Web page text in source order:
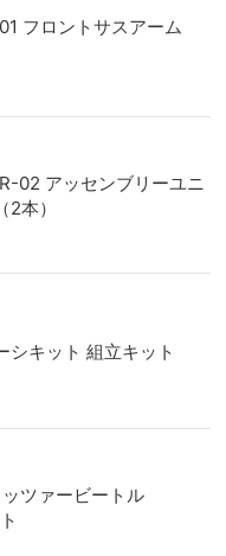
フロントサスアーム
02 アッセンブリーユニ
本）
シキット 組立キット
ツァービートル